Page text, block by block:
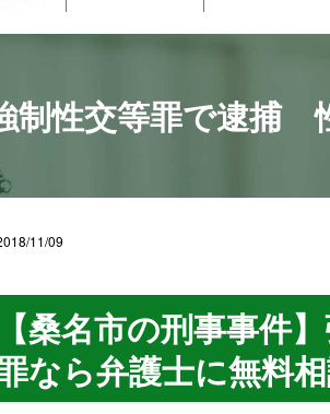
制性交等罪で逮捕
11/09
【桑名市の刑事事件
なら弁護士に無料